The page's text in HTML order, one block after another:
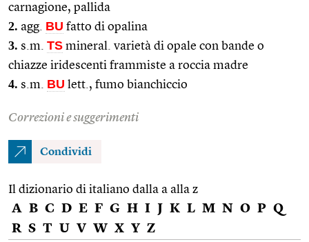
carnagione, pallida
2. agg. BU fatto di opalina
3. s.m. TS mineral. varietà di opale con bande o
chiazze iridescenti frammiste a roccia madre
4. s.m. BU lett., fumo bianchiccio
Correzioni e suggerimenti
Condividi
Il dizionario di italiano dalla a alla z
A B C D E F G H I J K L M N O P Q
R S T U V W X Y Z